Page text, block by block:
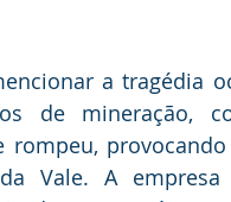
a tragédia
de mineração,
rompeu,
Vale. A